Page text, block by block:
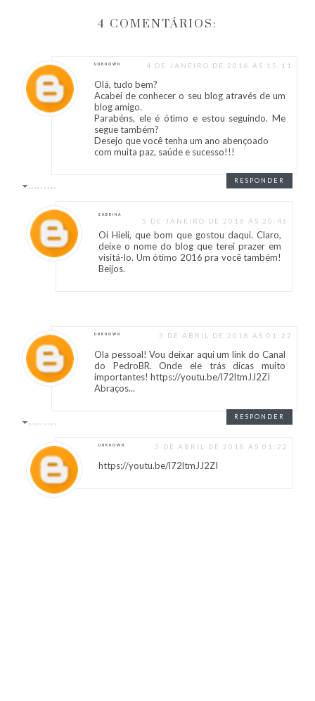
4 COMENTÁRIOS:
UNKNOWN 4 DE JANEIRO DE 2016 ÀS 15:11
Olá, tudo bem?
Acabei de conhecer o seu blog através de um
blog amigo.
Parabéns, ele é ótimo e estou seguindo. Me
segue também?
Desejo que você tenha um ano abençoado
com muita paz, saúde e sucesso!!!
RESPONDER
RESPOSTAS
SABRINA
5 DE JANEIRO DE 2016 ÀS 20:46
Oi Hieli, que bom que gostou daqui. Claro,
deixe o nome do blog que terei prazer em
visitá-lo. Um ótimo 2016 pra você também!
Beijos.
UNKNOWN 3 DE ABRIL DE 2018 ÀS 01:22
Ola pessoal! Vou deixar aqui um link do Canal
do PedroBR. Onde ele trás dicas muito
importantes! https://youtu.be/l72ltmJJ2ZI
Abraços...
RESPONDER
RESPOSTAS
UNKNOWN 3 DE ABRIL DE 2018 ÀS 01:22
https://youtu.be/l72ltmJJ2ZI